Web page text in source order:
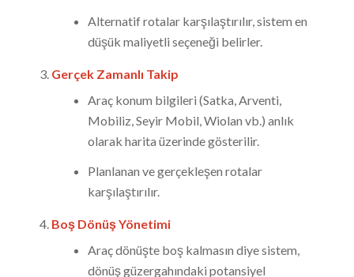
Alternatif rotalar karşılaştırılır, sistem en
düşük maliyetli seçeneği belirler.
Gerçek Zamanlı Takip
Araç konum bilgileri (Satka, Arventi,
Mobiliz, Seyir Mobil, Wiolan vb.) anlık
olarak harita üzerinde gösterilir.
Planlanan ve gerçekleşen rotalar
karşılaştırılır.
Boş Dönüş Yönetimi
Araç dönüşte boş kalmasın diye sistem,
dönüş güzergahındaki potansiyel